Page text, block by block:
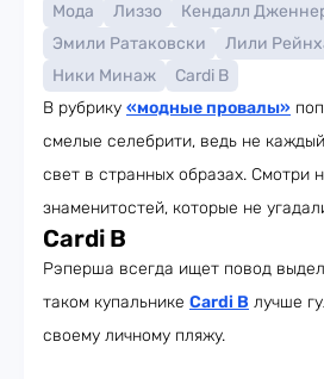
Мода Лиззо
Кендалл
Эмили Ратаковски
Лили
Ники Минаж
Cardi B
В рубрику «модные провалы»
смелые селебрити, ведь не
свет в странных образах. Смотри
знаменитостей, которые не
Cardi B
Рэперша всегда ищет повод
таком купальнике Cardi B лучше
своему личному пляжу.